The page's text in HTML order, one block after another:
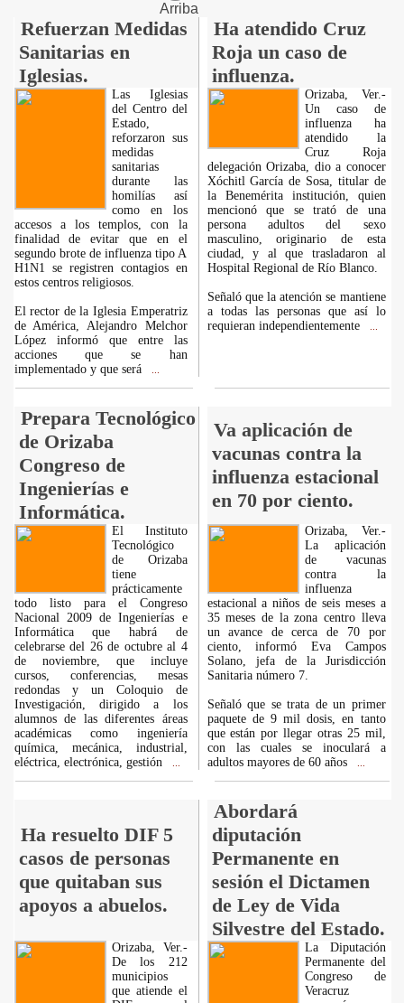
Arriba
Refuerzan Medidas
Sanitarias en
Iglesias.
Ha atendido Cruz
Roja un caso de
influenza.
Las Iglesias
del Centro del
Estado,
reforzaron sus
medidas
sanitarias
durante las
homilías así
como en los
accesos a los templos, con la
finalidad de evitar que en el
segundo brote de influenza tipo A
H1N1 se registren contagios en
estos centros religiosos.
El rector de la Iglesia Emperatriz
de América, Alejandro Melchor
López informó que entre las
acciones que se han
implementado y que será
Orizaba, Ver.-
Un caso de
influenza ha
atendido la
Cruz Roja
delegación Orizaba, dio a conocer
Xóchitl García de Sosa, titular de
la Benemérita institución, quien
mencionó que se trató de una
persona adultos del sexo
masculino, originario de esta
ciudad, y al que trasladaron al
Hospital Regional de Río Blanco.
Señaló que la atención se mantiene
a todas las personas que así lo
requieran independientemente
Prepara Tecnológico
de Orizaba
Congreso de
Ingenierías e
Informática.
Va aplicación de
vacunas contra la
influenza estacional
en 70 por ciento.
El Instituto
Tecnológico
de Orizaba
tiene
prácticamente
todo listo para el Congreso
Nacional 2009 de Ingenierías e
Informática que habrá de
celebrarse del 26 de octubre al 4
de noviembre, que incluye
cursos, conferencias, mesas
redondas y un Coloquio de
Investigación, dirigido a los
alumnos de las diferentes áreas
académicas como ingeniería
química, mecánica, industrial,
eléctrica, electrónica, gestión
Orizaba, Ver.-
La aplicación
de vacunas
contra la
influenza
estacional a niños de seis meses a
35 meses de la zona centro lleva
un avance de cerca de 70 por
ciento, informó Eva Campos
Solano, jefa de la Jurisdicción
Sanitaria número 7.
Señaló que se trata de un primer
paquete de 9 mil dosis, en tanto
que están por llegar otras 25 mil,
con las cuales se inoculará a
adultos mayores de 60 años
Ha resuelto DIF 5
casos de personas
que quitaban sus
apoyos a abuelos.
Abordará
diputación
Permanente en
sesión el Dictamen
de Ley de Vida
Silvestre del Estado.
Orizaba, Ver.-
De los 212
municipios
que atiende el
La Diputación
Permanente del
Congreso de
Veracruz